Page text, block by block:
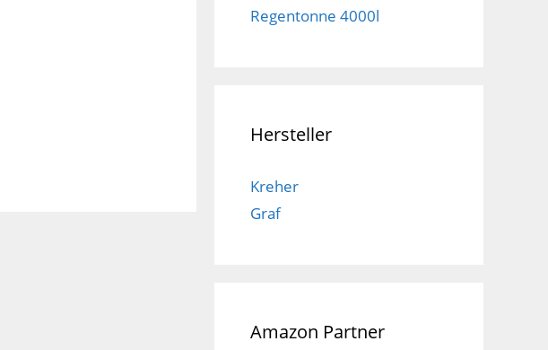
Regentonne 4000l
Hersteller
Kreher
Graf
Amazon Partner